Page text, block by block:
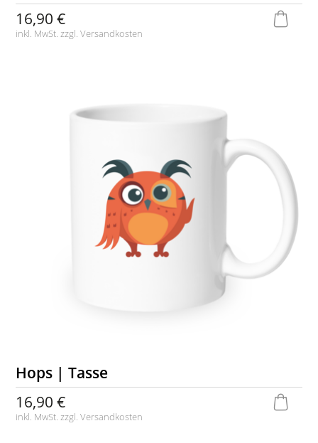
16,90 €
inkl. MwSt. zzgl.Versandkosten
Hops | Tasse
16,90 €
inkl. MwSt. zzgl.Versandkosten